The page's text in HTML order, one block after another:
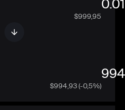
$999,95
$994,93(-0,5%)